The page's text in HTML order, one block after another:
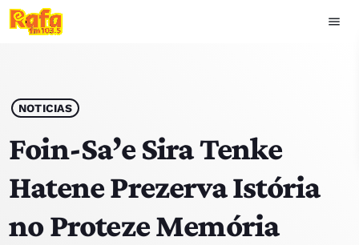
menu
play_arrow OUVIR RAFA
HOME
NOTISIA
NOTICIAS
Foin-Sa’e Sira Tenke
Hatene Prezerva Istória
no Proteze Memória